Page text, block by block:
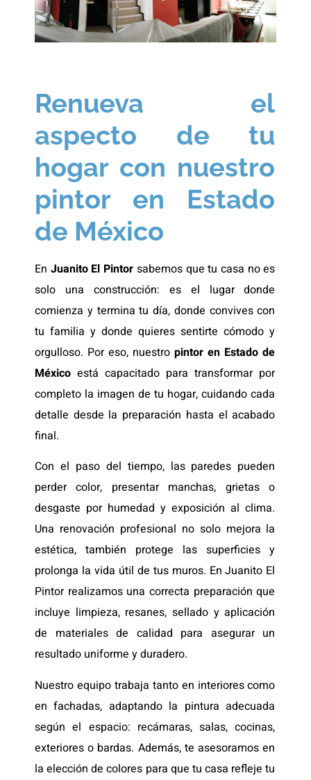
Renueva el
aspecto de tu
hogar con nuestro
pintor en Estado
de México
En Juanito El Pintor sabemos que tu casa no es
solo una construcción: es el lugar donde
comienza y termina tu día, donde convives con
tu familia y donde quieres sentirte cómodo y
orgulloso. Por eso, nuestropintor en Estado de
México está capacitado para transformar por
completo la imagen de tu hogar, cuidando cada
detalle desde la preparación hasta el acabado
final.
Con el paso del tiempo, las paredes pueden
perder color, presentar manchas, grietas o
desgaste por humedad y exposición al clima.
Una renovación profesional no solo mejora la
estética, también protege las superficies y
prolonga la vida útil de tus muros. En Juanito El
Pintor realizamos una correcta preparación que
incluye limpieza, resanes, sellado y aplicación
de materiales de calidad para asegurar un
resultado uniforme y duradero.
Nuestro equipo trabaja tanto en interiores como
en fachadas, adaptando la pintura adecuada
según el espacio: recámaras, salas, cocinas,
exteriores o bardas. Además, te asesoramos en
la elección de colores para que tu casa refleje tu